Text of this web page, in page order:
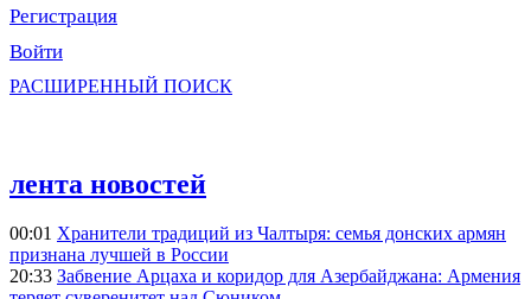
Регистрация
Войти
РАСШИРЕННЫЙ ПОИСК
лента новостей
00:01 Хранители традиций из Чалтыря: семья донских армян
признана лучшей в России
20:33 Забвение Арцаха и коридор для Азербайджана: Армения